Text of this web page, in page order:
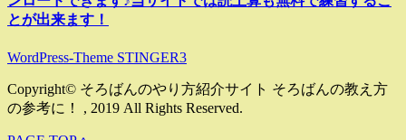
とが出来ます！
WordPress-Theme STINGER3
Copyright© そろばんのやり方紹介サイト そろばんの教え方
の参考に！ , 2019 All Rights Reserved.